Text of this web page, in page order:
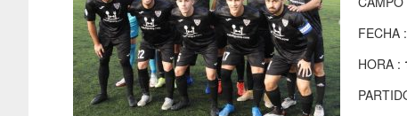
FECHA :
HORA :